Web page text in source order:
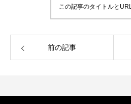
この記事のタイトルと
前の記事